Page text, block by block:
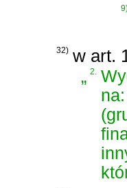
32) w art.
„2.